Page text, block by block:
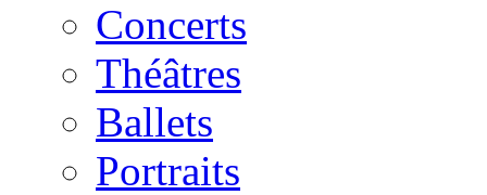
Concerts
Théâtres
Ballets
Portraits